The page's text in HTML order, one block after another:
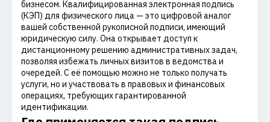
бизнесом. Квалифицированная электронная подпись
(КЭП) для физического лица — это цифровой аналог
вашей собственной рукописной подписи, имеющий
юридическую силу. Она открывает доступ к
дистанционному решению административных задач,
позволяя избежать личных визитов в ведомства и
очередей. С её помощью можно не только получать
услуги, но и участвовать в правовых и финансовых
операциях, требующих гарантированной
идентификации.